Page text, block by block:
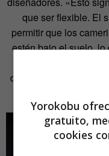
que ser flexible. El
permitir que los
estén bajo el suelo,
debajo. Si el
detrás del escenario,
Yorokobu
gratuito,
cookies